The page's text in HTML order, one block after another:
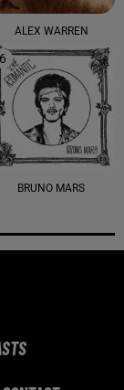
ALEX WARREN
6
BRUNO MARS